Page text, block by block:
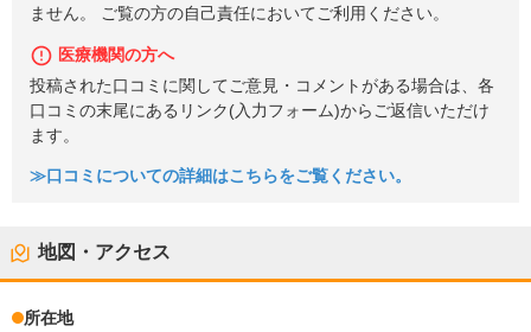
ません。 ご覧の方の自己責任においてご利用ください。
医療機関の方へ
投稿された口コミに関してご意見・コメントがある場合は、各
口コミの末尾にあるリンク(入力フォーム)からご返信いただけ
ます。
≫口コミについての詳細はこちらをご覧ください。
地図・アクセス
所在地